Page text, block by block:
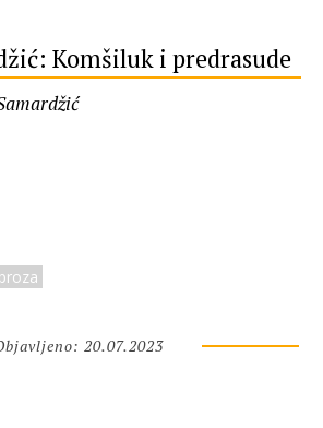
Komšiluk i predrasude
proza
20.07.2023